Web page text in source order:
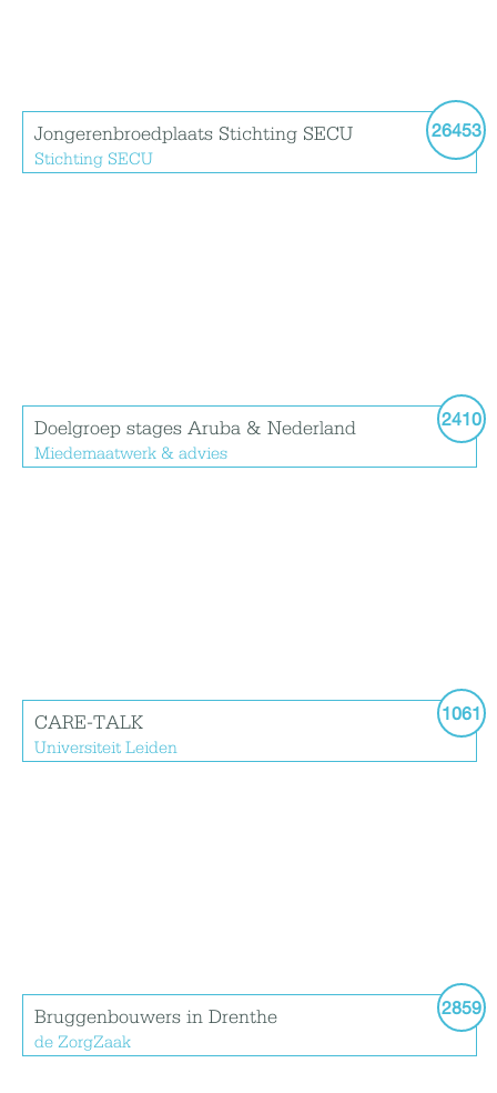
26453
Jongerenbroedplaats Stichting SECU
Stichting SECU
2410
Doelgroep stages Aruba & Nederland
Miedemaatwerk & advies
1061
CARE-TALK
Universiteit Leiden
2859
Bruggenbouwers in Drenthe
de ZorgZaak